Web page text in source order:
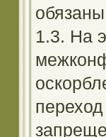
1.3. На